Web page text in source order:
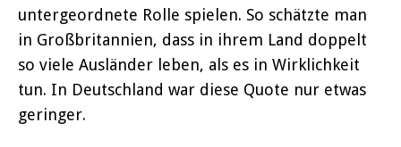
untergeordnete Rolle spielen. So schätzte man
in Großbritannien, dass in ihrem Land doppelt
so viele Ausländer leben, als es in Wirklichkeit
tun. In Deutschland war diese Quote nur etwas
geringer.